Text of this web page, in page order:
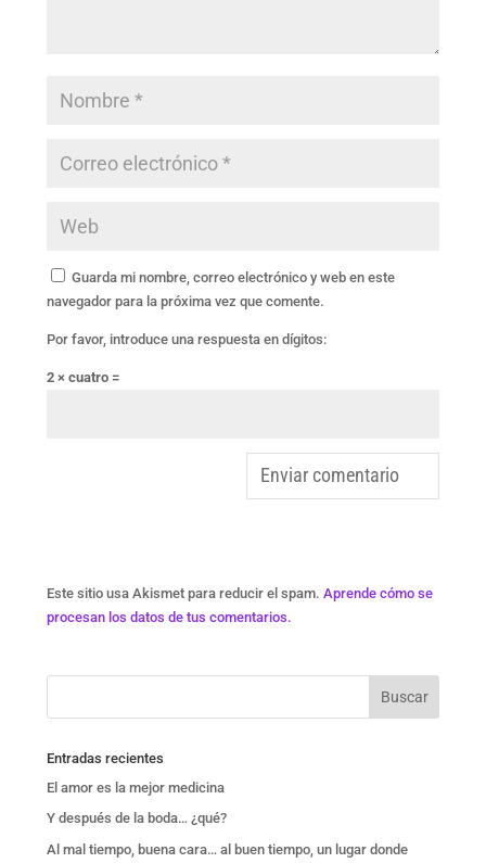
Guarda mi nombre, correo electrónico y web en este
navegador para la próxima vez que comente.
Por favor, introduce una respuesta en dígitos:
2 × cuatro =
Este sitio usa Akismet para reducir el spam. Aprende cómo se
procesan los datos de tus comentarios.
Entradas recientes
El amor es la mejor medicina
Y después de la boda… ¿qué?
Al mal tiempo, buena cara… al buen tiempo, un lugar donde